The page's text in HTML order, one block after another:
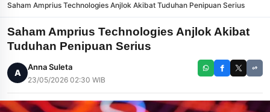
Saham Amprius Technologies Anjlok Akibat Tuduhan Penipuan Serius
Saham Amprius Technologies Anjlok Akibat
Tuduhan Penipuan Serius
A
Anna Suleta
23/05/2026 02:30 WIB